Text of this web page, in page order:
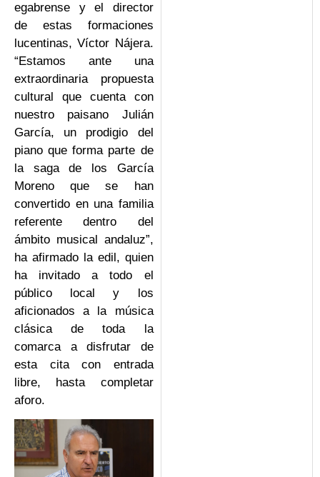
egabrense y el director
de estas formaciones
lucentinas, Víctor Nájera.
“Estamos ante una
extraordinaria propuesta
cultural que cuenta con
nuestro paisano Julián
García, un prodigio del
piano que forma parte de
la saga de los García
Moreno que se han
convertido en una familia
referente dentro del
ámbito musical andaluz”,
ha afirmado la edil, quien
ha invitado a todo el
público local y los
aficionados a la música
clásica de toda la
comarca a disfrutar de
esta cita con entrada
libre, hasta completar
aforo.